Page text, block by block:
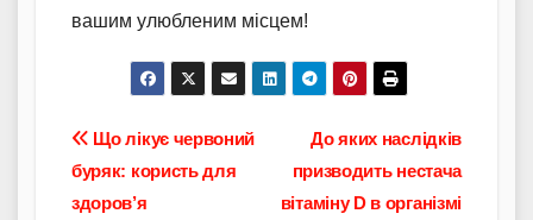
вашим улюбленим місцем!
Навігація
записів
До яких наслідків
призводить нестача
вітаміну D в організмі
Що лікує червоний
буряк: користь для
здоров’я